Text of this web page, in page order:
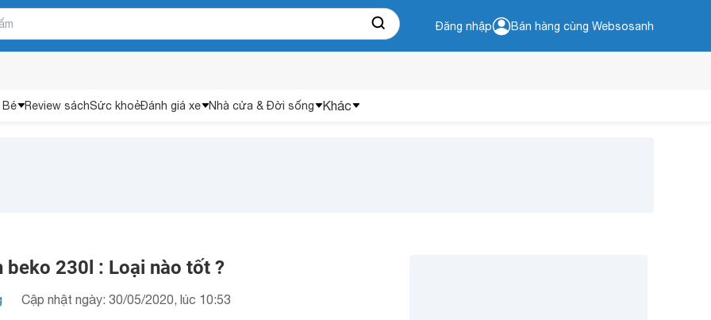
Đăng nhập Bán hàng cùng Websosanh
Bé Review sáchSức khoẻĐánh giá xe Nhà cửa & Đời sống Khác
beko 230l : Loại nào tốt ?
Cập nhật ngày: 30/05/2020, lúc 10:53